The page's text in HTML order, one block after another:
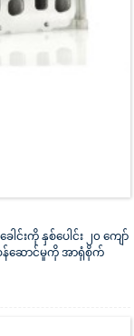
းကို နှစ်ပေါင်း ၂၀ ကျော်
ဆောင်မှုကို အာရုံစိုက်
ာက်အထားပြမှုလက်မှတ်၊
ောအသုံးဝင်သော